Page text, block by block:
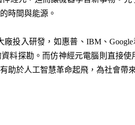
時間與能源。
投入研發，如惠普、IBM、
料探勘。而仿神經元電腦則直接
助於人工智慧革命起飛，為社會帶